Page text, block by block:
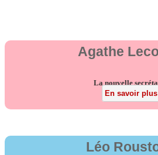
Agathe
La nouvelle
En savoir plus
Léo